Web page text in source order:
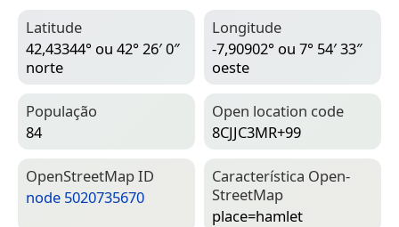
Latitude
42,43344° ou 42° 26′ 0″
norte
Longitude
-7,90902° ou 7° 54′ 33″
oeste
População
84
Open location code
8CJJC3MR+99
Open­Street­Map ID
node 5020735670
Característica Open­
Street­Map
place=­hamlet